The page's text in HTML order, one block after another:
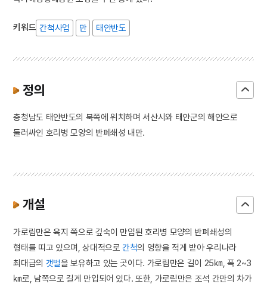
키워드 간척사업 만 태안반도
정의
충청남도 태안반도의 북쪽에 위치하며 서산시와 태안군의 해안으로
둘러싸인 호리병 모양의 반폐쇄성 내만.
개설
가로림만은 육지 쪽으로 깊숙이 만입된 호리병 모양의 반폐쇄성의
형태를 띠고 있으며, 상대적으로간척의 영향을 적게 받아 우리나라
최대급의 갯벌을 보유하고 있는 곳이다. 가로림만은 길이 25㎞, 폭 2~3
㎞로, 남쪽으로 길게 만입되어 있다. 또한, 가로림만은 조석 간만의 차가